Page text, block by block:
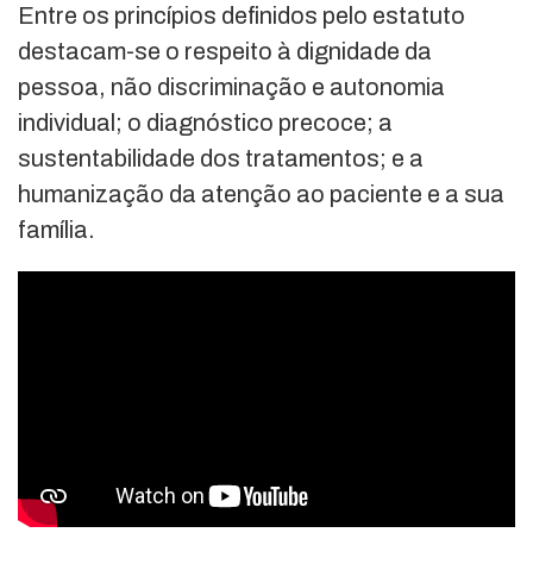
Entre os princípios definidos pelo estatuto
destacam-se o respeito à dignidade da
pessoa, não discriminação e autonomia
individual; o diagnóstico precoce; a
sustentabilidade dos tratamentos; e a
humanização da atenção ao paciente e a sua
família.